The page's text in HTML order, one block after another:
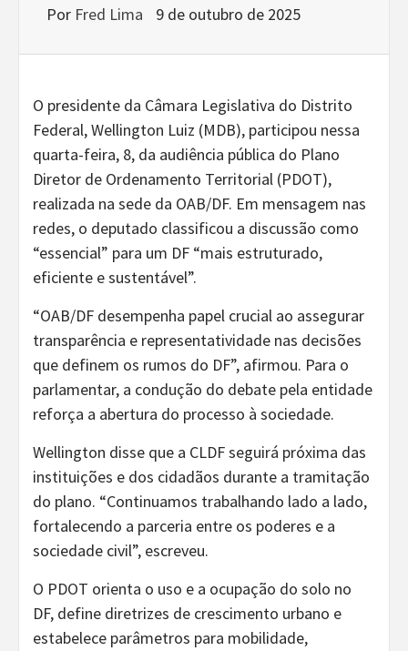
Por Fred Lima 9 de outubro de 2025
O presidente da Câmara Legislativa do Distrito
Federal, Wellington Luiz (MDB), participou nessa
quarta-feira, 8, da audiência pública do Plano
Diretor de Ordenamento Territorial (PDOT),
realizada na sede da OAB/DF. Em mensagem nas
redes, o deputado classificou a discussão como
“essencial” para um DF “mais estruturado,
eficiente e sustentável”.
“OAB/DF desempenha papel crucial ao assegurar
transparência e representatividade nas decisões
que definem os rumos do DF”, afirmou. Para o
parlamentar, a condução do debate pela entidade
reforça a abertura do processo à sociedade.
Wellington disse que a CLDF seguirá próxima das
instituições e dos cidadãos durante a tramitação
do plano. “Continuamos trabalhando lado a lado,
fortalecendo a parceria entre os poderes e a
sociedade civil”, escreveu.
O PDOT orienta o uso e a ocupação do solo no
DF, define diretrizes de crescimento urbano e
estabelece parâmetros para mobilidade,